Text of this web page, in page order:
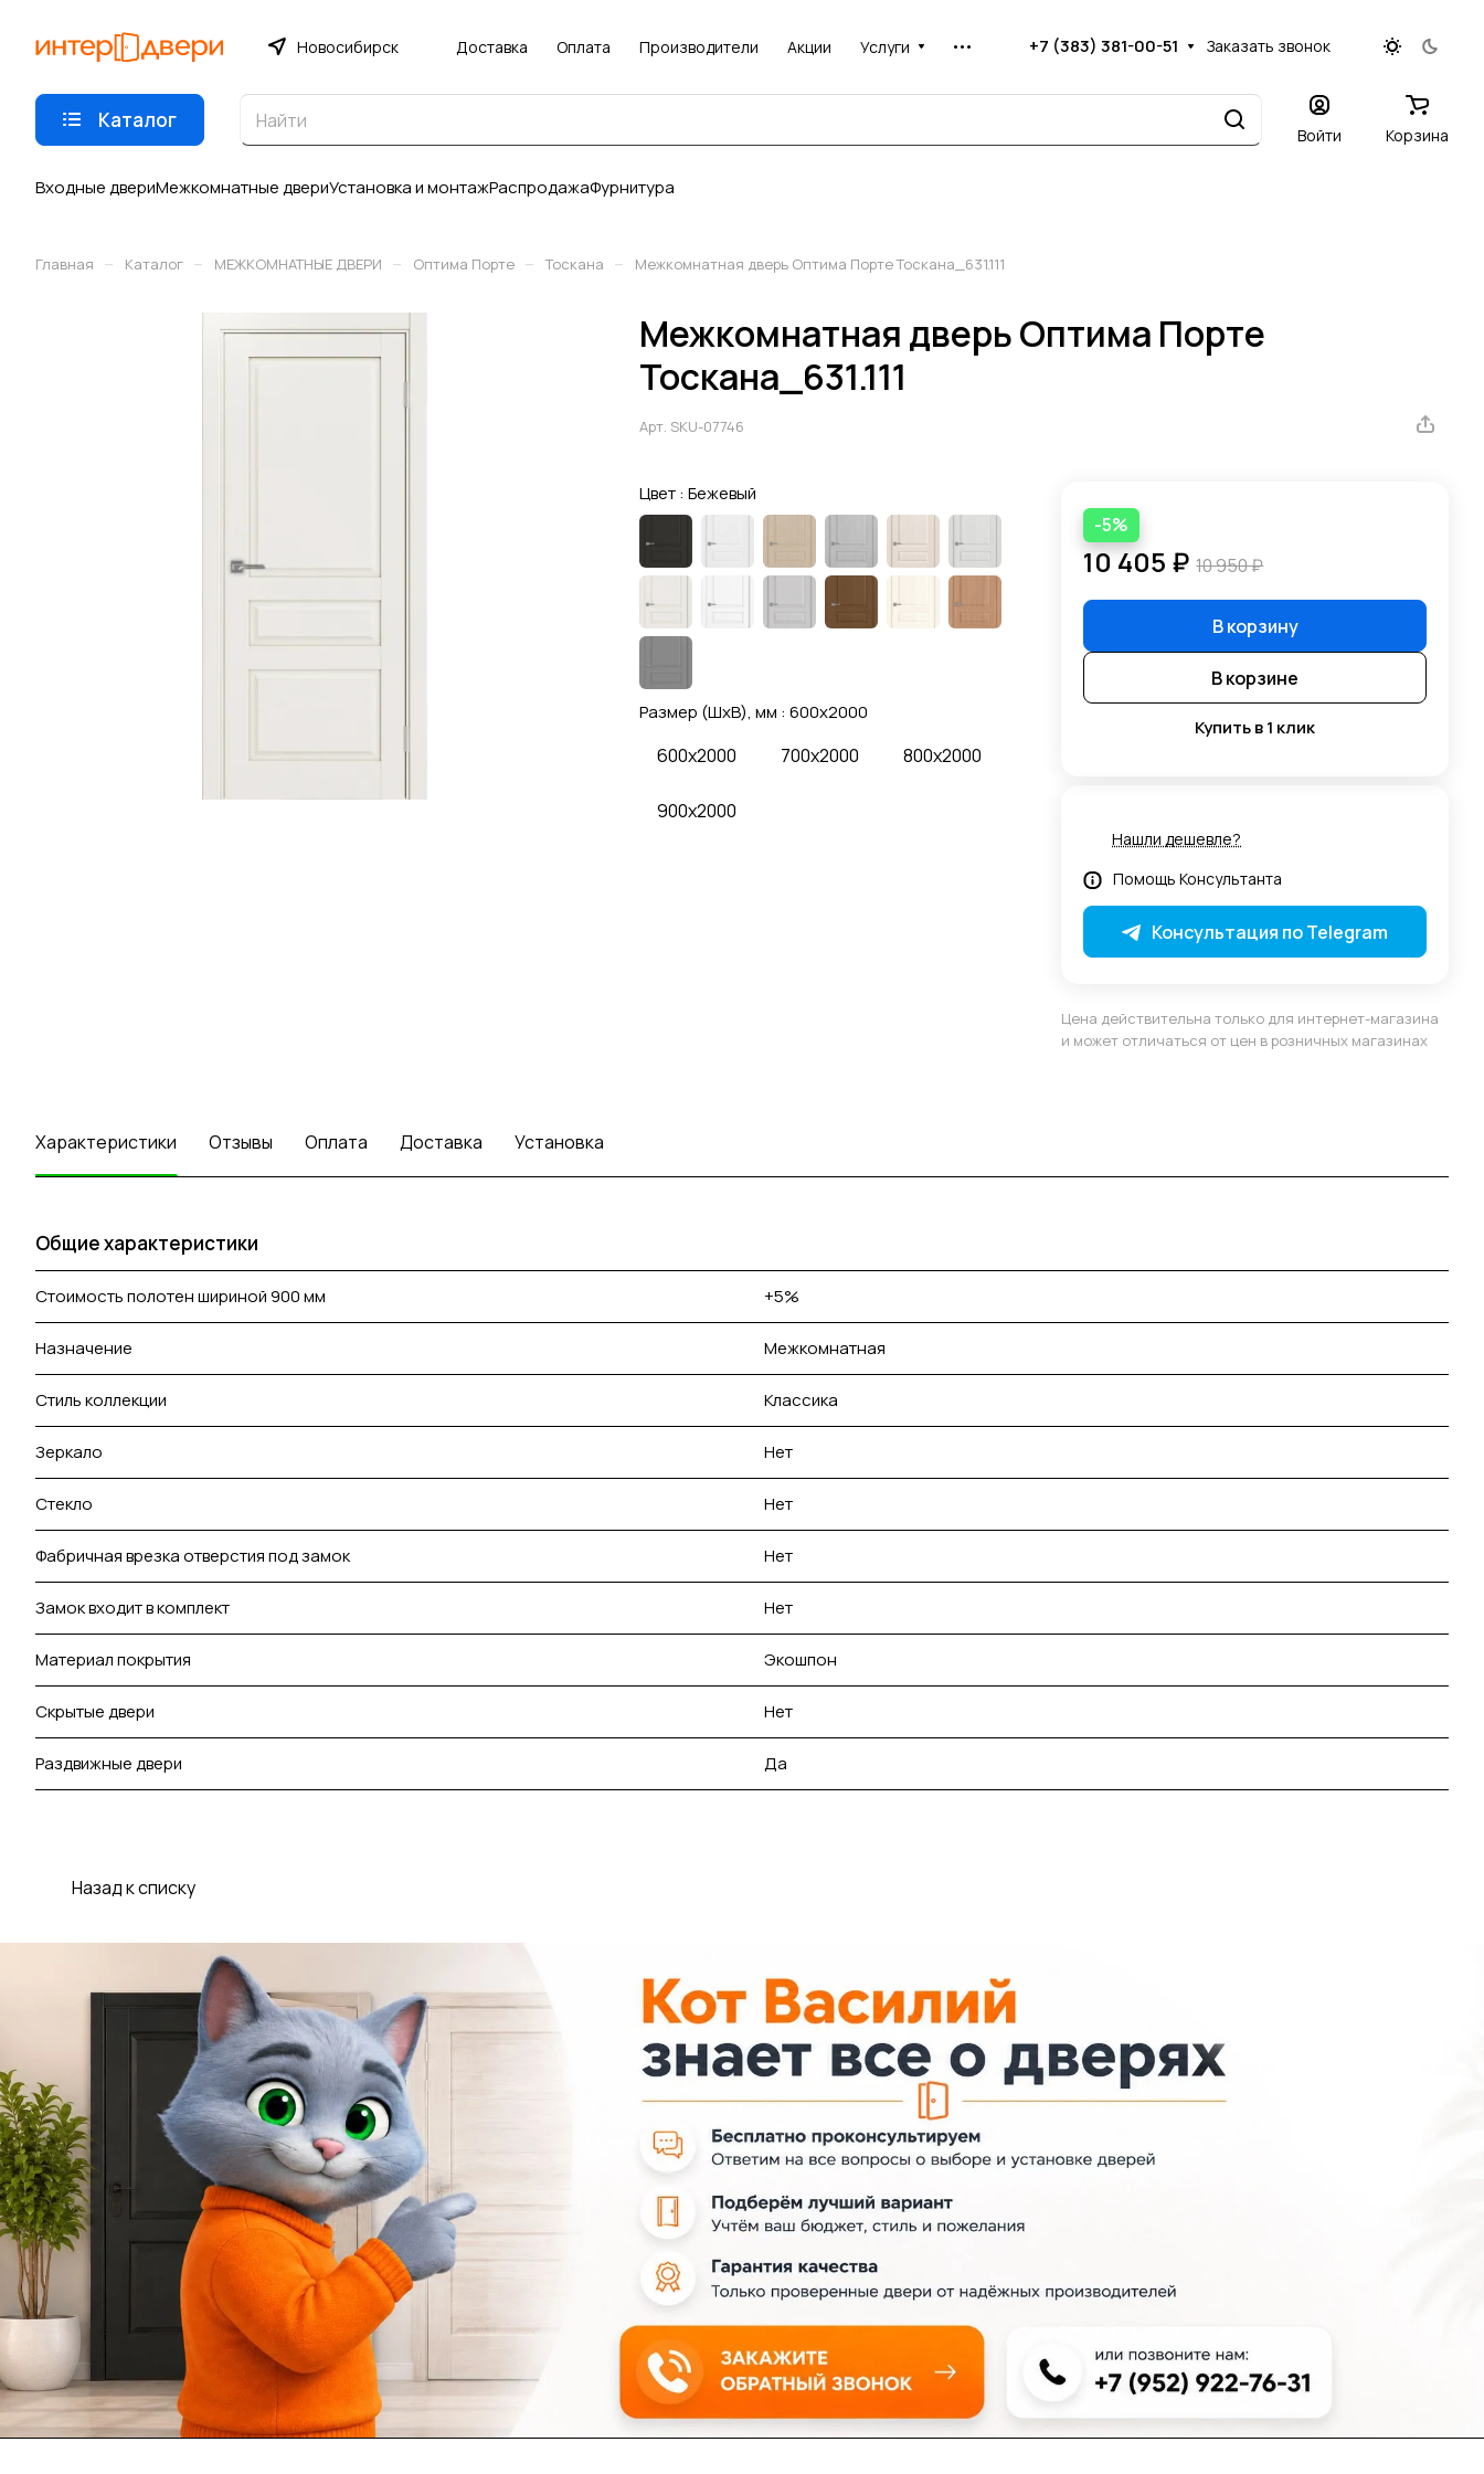
Новосибирск Доставка Оплата Производители Акции Услуги +7 (383) 381-00-51 Заказать звонок
Каталог
Войти Корзина
Входные двериМежкомнатные двериУстановка и монтажРаспродажаФурнитура
Главная – Каталог – МЕЖКОМНАТНЫЕ ДВЕРИ – Оптима Порте – Тоскана – Межкомнатная дверь Оптима Порте Тоскана_631.111
Межкомнатная дверь Оптима Порте
Тоскана_631.111
Арт. SKU-07746
Цвет : Бежевый
Размер (ШхВ), мм : 600x2000
600x2000 700x2000 800x2000
900x2000
-5%
10 405 ₽ 10 950 ₽
В корзину
В корзине
Купить в 1 клик
Нашли дешевле?
Помощь Консультанта
Консультация по Telegram
Цена действительна только для интернет-магазина
и может отличаться от цен в розничных магазинах
Характеристики Отзывы Оплата Доставка Установка
Общие характеристики
Стоимость полотен шириной 900 мм +5%
Назначение Межкомнатная
Стиль коллекции Классика
Зеркало Нет
Стекло Нет
Фабричная врезка отверстия под замок Нет
Замок входит в комплект Нет
Материал покрытия Экошпон
Скрытые двери Нет
Раздвижные двери Да
Назад к списку